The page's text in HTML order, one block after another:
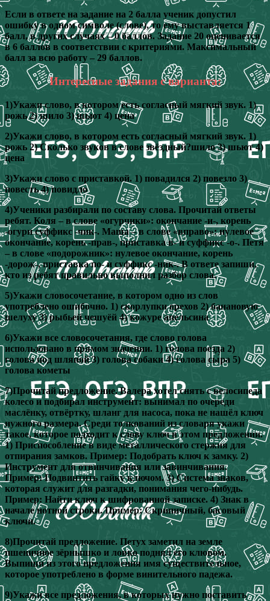
Если в ответе на задание на 2 балла ученик допустил
ошибку в одном символе (слове), то ему выставляется 1
балл, в других случаях – 0 баллов. Задание 20 оценивается
в 6 баллов в соответствии с критериями. Максимальный
балл за всю работу – 29 баллов.
Интересные задания с варианта:
1)Укажи слово, в котором есть согласный мягкий звук. 1)
рожь 2) шило 3) шьют 4) цена
2)Укажи слово, в котором есть согласный мягкий звук. 1)
рожь 2) Сколько звуков в слове звёздный?шило 3) шьют 4)
цена
3)Укажи слово с приставкой. 1) повадился 2) повезло 3)
повесть 4) повидло
4)Ученики разбирали по составу слова. Прочитай ответы
ребят. Коля – в слове «огурчики»: окончание -и-, корень
-огури суффикс -чик-. Маша – в слове «вправо»: нулевое
окончание, корень -прав-, приставка в- и суффикс -о-. Петя
– в слове «подорожник»: нулевое окончание, корень
-дорож-, приставка по- и суффикс -ник-. В ответе запиши,
кто из ребят правильно выполнил разбор слова.
5)Укажи словосочетание, в котором одно из слов
употреблено ошибочно. 1) скорлупки орехов 2) банановую
шелуху 3) рыбьей чешуёй 4) кожуре апельсина
6)Укажи все словосочетания, где слово голова
использовано в прямом значении. 1) голова поезда 2)
голова под шляпой 3) голова собаки 4) голова сы́ра 5)
голова кометы
7)Прочитай предложение. Валера хотел снять с велосипеда
колесо и подбирал инструмент: вынимал по очереди
маслёнку, отвёртку, шланг для насоса, пока не нашёл ключ
нужного размера. Среди толкований из словаря укажи
такое, которое подходит к слову ключ в этом предложении.
1) Приспособление в виде металлического стержня для
отпирания замков. Пример: Подобрать ключ к замку. 2)
Инструмент для отвинчивания или завинчивания.
Пример: Подвинтить гайку ключом. 3) Система знаков,
которая служит для разгадки, понимания чего-нибудь.
Пример: Найти ключ к шифрованной записке. 4) Знак в
начале нотной строки. Пример: Скрипичный, басовый
ключи.
8)Прочитай предложение. Петух заметил на земле
пшеничное зёрнышко и ловко поднял его клювом.
Выпиши из этого предложения имя существительное,
которое употреблено в форме винительного падежа.
9)Укажи все предложения, в которых нужно поставить